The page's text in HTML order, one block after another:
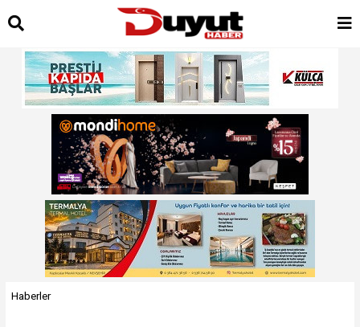
Haberler